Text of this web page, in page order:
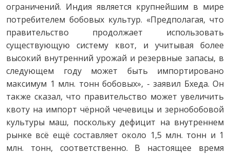
ограничений. Индия является крупнейшим в мире
потребителем бобовых культур. «Предполагая, что
правительство продолжает использовать
существующую систему квот, и учитывая более
высокий внутренний урожай и резервные запасы, в
следующем году может быть импортировано
максимум 1 млн. тонн бобовых», - заявил Бхеда. Он
также сказал, что правительство может увеличить
квоту на импорт чёрной чечевицы и зернобобовой
культуры маш, поскольку дефицит на внутреннем
рынке всё ещё составляет около 1,5 млн. тонн и 1
млн. тонн, соответственно. В настоящее время